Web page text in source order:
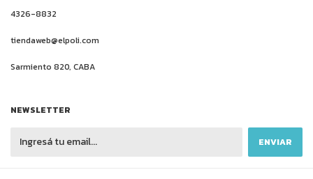
4326-8832
tiendaweb@elpoli.com
Sarmiento 820, CABA
NEWSLETTER